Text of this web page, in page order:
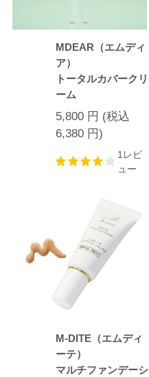
MDEAR（エムディ
ア）
トータルカバークリ
ーム
5,800 円 (税込
6,380 円)
1レビ
ュー
M-DITE（エムディ
ーテ）
マルチファンデーシ